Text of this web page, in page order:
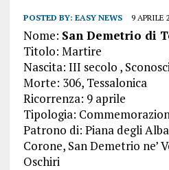
POSTED BY: EASY NEWS 9 APRILE
Nome: San Demetrio di
Titolo: Martire
Nascita: III secolo ,
Morte: 306, Tessalonica
Ricorrenza: 9 aprile
Tipologia:
Patrono di: Piana degli
Corone, San Demetrio ne’
Oschiri